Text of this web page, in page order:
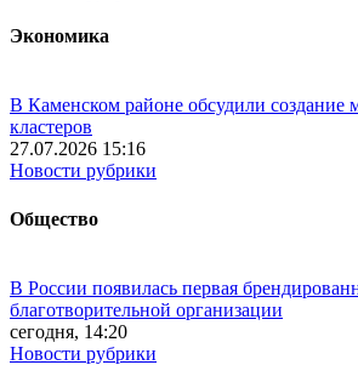
Экономика
В Каменском районе обсудили
кластеров
27.07.2026 15:16
Новости рубрики
Общество
В России появилась первая
благотворительной организации
сегодня, 14:20
Новости рубрики